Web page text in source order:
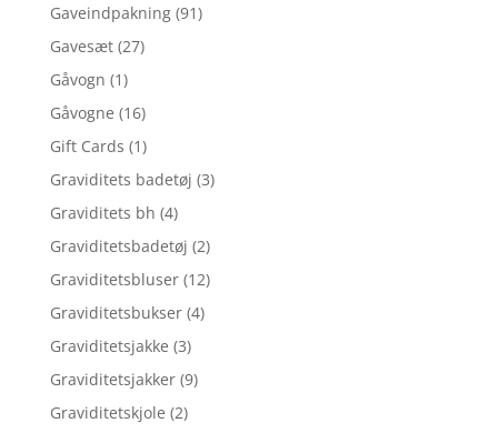
Gaveindpakning (91)
Gavesæt (27)
Gåvogn (1)
Gåvogne (16)
Gift Cards (1)
Graviditets badetøj (3)
Graviditets bh (4)
Graviditetsbadetøj (2)
Graviditetsbluser (12)
Graviditetsbukser (4)
Graviditetsjakke (3)
Graviditetsjakker (9)
Graviditetskjole (2)